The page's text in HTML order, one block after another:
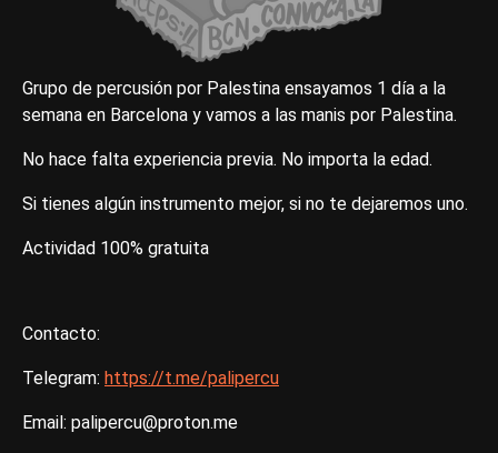
Grupo de percusión por Palestina ensayamos 1 día a la
semana en Barcelona y vamos a las manis por Palestina.
No hace falta experiencia previa. No importa la edad.
Si tienes algún instrumento mejor, si no te dejaremos uno.
Actividad 100% gratuita
Contacto:
Telegram: https://t.me/palipercu
Email: palipercu@proton.me